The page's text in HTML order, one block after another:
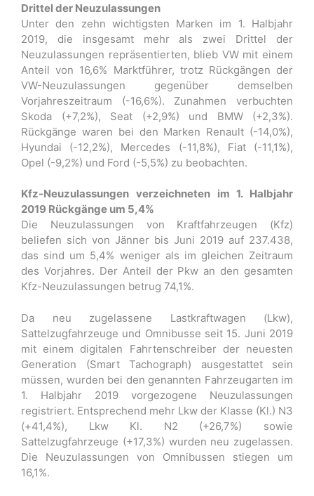
Drittel der Neuzulassungen
Unter den zehn wichtigsten Marken im 1. Halbjahr
2019, die insgesamt mehr als zwei Drittel der
Neuzulassungen repräsentierten, blieb VW mit einem
Anteil von 16,6% Marktführer, trotz Rückgängen der
VW-Neuzulassungen gegenüber demselben
Vorjahreszeitraum (-16,6%). Zunahmen verbuchten
Skoda (+7,2%), Seat (+2,9%) und BMW (+2,3%).
Rückgänge waren bei den Marken Renault (-14,0%),
Hyundai (-12,2%), Mercedes (-11,8%), Fiat (-11,1%),
Opel (-9,2%) und Ford (-5,5%) zu beobachten.
Kfz-Neuzulassungen verzeichneten im 1. Halbjahr
2019 Rückgänge um 5,4%
Die Neuzulassungen von Kraftfahrzeugen (Kfz)
beliefen sich von Jänner bis Juni 2019 auf 237.438,
das sind um 5,4% weniger als im gleichen Zeitraum
des Vorjahres. Der Anteil der Pkw an den gesamten
Kfz-Neuzulassungen betrug 74,1%.
Da neu zugelassene Lastkraftwagen (Lkw),
Sattelzugfahrzeuge und Omnibusse seit 15. Juni 2019
mit einem digitalen Fahrtenschreiber der neuesten
Generation (Smart Tachograph) ausgestattet sein
müssen, wurden bei den genannten Fahrzeugarten im
1. Halbjahr 2019 vorgezogene Neuzulassungen
registriert. Entsprechend mehr Lkw der Klasse (Kl.) N3
(+41,4%), Lkw Kl. N2 (+26,7%) sowie
Sattelzugfahrzeuge (+17,3%) wurden neu zugelassen.
Die Neuzulassungen von Omnibussen stiegen um
16,1%.